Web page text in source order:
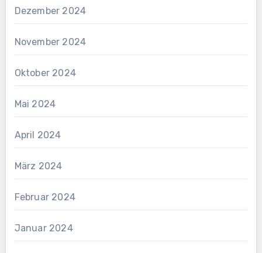
Dezember 2024
November 2024
Oktober 2024
Mai 2024
April 2024
März 2024
Februar 2024
Januar 2024